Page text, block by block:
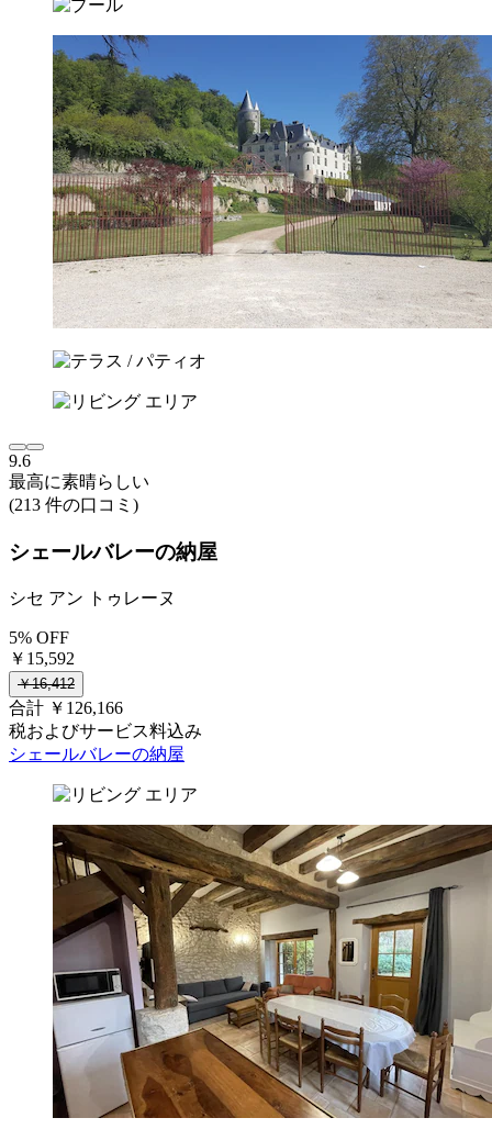
9.6
最高に素晴らしい
(213 件の口コミ)
シェールバレーの納屋
シセ アン トゥレーヌ
5% OFF
￥15,592
￥16,412
合計 ￥126,166
税およびサービス料込み
シェールバレーの納屋